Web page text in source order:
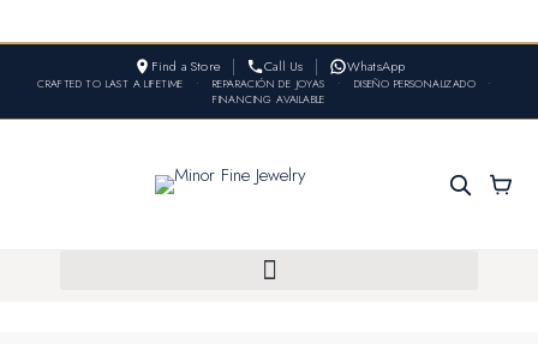
Find a Store Call Us WhatsApp
CRAFTED TO LAST A LIFETIME • REPARACIÓN DE JOYAS • DISEÑO PERSONALIZADO
•
FINANCING AVAILABLE